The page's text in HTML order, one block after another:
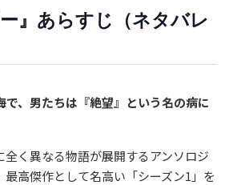
』あらすじ（ネタバレ
で、男たちは『絶望』という名の病に
く異なる物語が展開するアンソロジ
高傑作として名高い「シーズン1」を